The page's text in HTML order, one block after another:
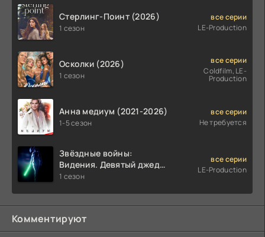
Стерлинг-Поинт (2026)
1 сезон
все серии
LE-Production
Осколки (2026)
1 сезон
все серии
Coldfilm, LE-
Production
Анна медиум (2021-2026)
1-5 сезон
все серии
Не требуется
Звёздные войны:
Видения. Девятый джедай
(2026)
1 сезон
все серии
LE-Production
Комментируют